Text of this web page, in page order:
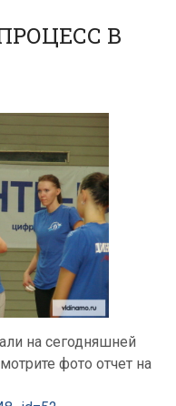
В
на сегодняшней
фото отчет на